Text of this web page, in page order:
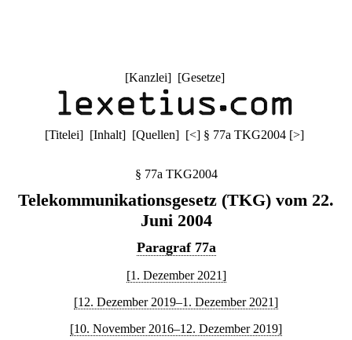
[Kanzlei] [Gesetze]
[Titelei] [Inhalt] [Quellen] [<] § 77a TKG2004 [>]
§ 77a TKG2004
Telekommunikationsgesetz (TKG) vom 22.
Juni 2004
Paragraf 77a
[1. Dezember 2021]
[12. Dezember 2019–1. Dezember 2021]
[10. November 2016–12. Dezember 2019]